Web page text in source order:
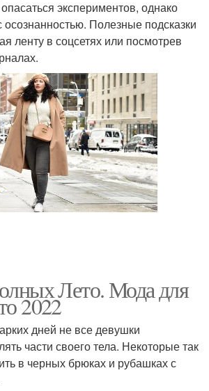
экспериментов, однако
осознанностью. Полезные подсказки
ленту в соцсетях или посмотрев
Лето. Мода для
2022
дней не все девушки
части своего тела. Некоторые так
в черных брюках и рубашках с